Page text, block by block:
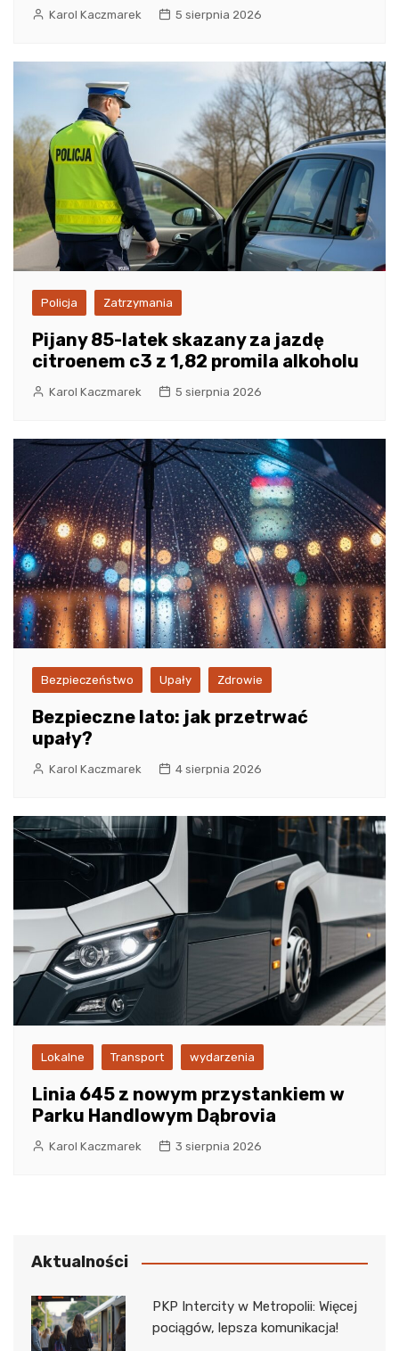
Karol Kaczmarek 5 sierpnia 2026
Policja Zatrzymania
Pijany 85-latek skazany za jazdę
citroenem c3 z 1,82 promila alkoholu
Karol Kaczmarek 5 sierpnia 2026
Bezpieczeństwo Upały Zdrowie
Bezpieczne lato: jak przetrwać
upały?
Karol Kaczmarek 4 sierpnia 2026
Lokalne Transport wydarzenia
Linia 645 z nowym przystankiem w
Parku Handlowym Dąbrovia
Karol Kaczmarek 3 sierpnia 2026
Aktualności
PKP Intercity w Metropolii: Więcej
pociągów, lepsza komunikacja!